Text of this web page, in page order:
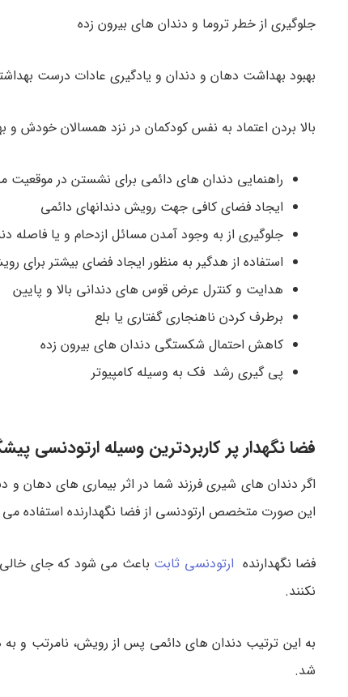
جلوگیری از خطر تروما و دندان های بیرون زده
بهبود بهداشت دهان و دندان و یادگیری عادات درست
بالا بردن اعتماد به نفس کودکمان در نزد همسالان خودش و
راهنمایی دندان های دائمی برای نشستن در موقعیت
ایجاد فضای کافی جهت رویش دندانهای دائمی
جلوگیری از به وجود آمدن مسائل ازدحام و یا فاصله
استفاده از هدگیر به منظور ایجاد فضای بیشتر برای
هدایت و کنترل عرض قوس های دندانی بالا و پایین
برطرف کردن ناهنجاری گفتاری یا بلع
کاهش احتمال شکستگی دندان های بیرون زده
پی گیری رشد فک به وسیله کامپیوتر
فضا نگهدار پر کاربردترین وسیله ارتودنسی
اگر دندان های شیری فرزند شما در اثر بیماری های دهان و
این صورت متخصص ارتودنسی از فضا نگهدارنده استفاده می
فضا نگهدارنده ارتودنسی ثابت باعث می شود که جای خالی
نکنند.
به این ترتیب دندان های دائمی پس از رویش، نامرتب و به
شد.